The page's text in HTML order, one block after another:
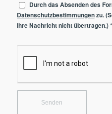
Durch das Absenden des
Datenschutzbestimmungenzu.
Ihre Nachricht nicht übertragen.)*